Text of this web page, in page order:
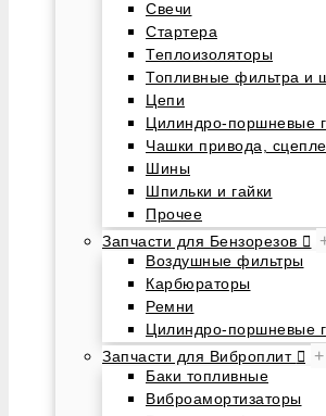
Свечи
Стартера
Теплоизоляторы
Топливные фильтра и
Цепи
Цилиндро-поршневые
Чашки привода,
Шины
Шпильки и гайки
Прочее
Запчасти для Бензорезов
Воздушные фильтры
Карбюраторы
Ремни
Цилиндро-поршневые
Запчасти для Виброплит
+
Баки топливные
Виброамортизаторы